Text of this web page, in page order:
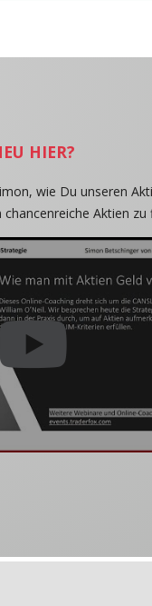
HIER?
wie Du unseren
Aktien zu